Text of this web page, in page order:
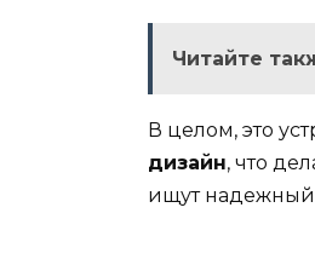
Читайте
В целом, это
дизайн, что
ищут